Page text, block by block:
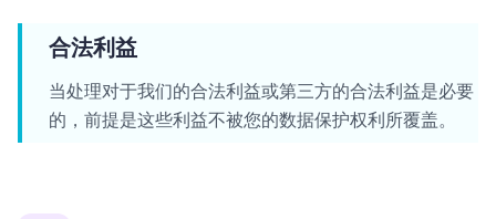
合法利益
当处理对于我们的合法利益或第三方的合法利益是必要
的，前提是这些利益不被您的数据保护权利所覆盖。